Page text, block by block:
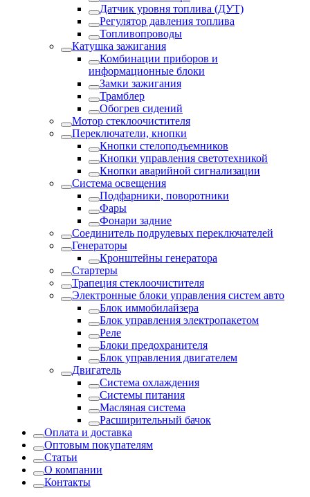
Датчик уровня топлива (ДУТ)
Регулятор давления топлива
Топливопроводы
Катушка зажигания
Комбинации приборов и
информационные блоки
Замки зажигания
Трамблер
Обогрев сидений
Мотор стеклоочистителя
Переключатели, кнопки
Кнопки стелоподъемников
Кнопки управления светотехникой
Кнопки аварийной сигнализации
Система освещения
Подфарники, поворотники
Фары
Фонари задние
Соединитель подрулевых переключателей
Генераторы
Кронштейны генератора
Стартеры
Трапеция стеклоочистителя
Электронные блоки управления систем авто
Блок иммобилайзера
Блок управления электропакетом
Реле
Блоки предохранителя
Блок управления двигателем
Двигатель
Система охлаждения
Системы питания
Масляная система
Расширительный бачок
Оплата и доставка
Оптовым покупателям
Статьи
О компании
Контакты